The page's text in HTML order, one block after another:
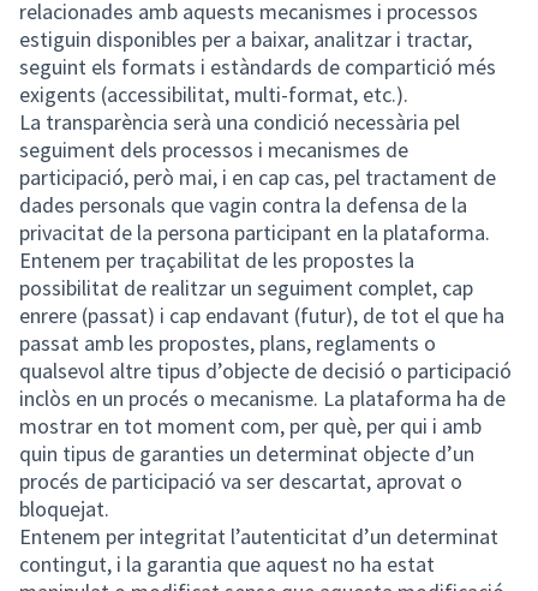
relacionades amb aquests mecanismes i processos
estiguin disponibles per a baixar, analitzar i tractar,
seguint els formats i estàndards de compartició més
exigents (accessibilitat, multi-format, etc.).
La transparència serà una condició necessària pel
seguiment dels processos i mecanismes de
participació, però mai, i en cap cas, pel tractament de
dades personals que vagin contra la defensa de la
privacitat de la persona participant en la plataforma.
Entenem per traçabilitat de les propostes la
possibilitat de realitzar un seguiment complet, cap
enrere (passat) i cap endavant (futur), de tot el que ha
passat amb les propostes, plans, reglaments o
qualsevol altre tipus d’objecte de decisió o participació
inclòs en un procés o mecanisme. La plataforma ha de
mostrar en tot moment com, per què, per qui i amb
quin tipus de garanties un determinat objecte d’un
procés de participació va ser descartat, aprovat o
bloquejat.
Entenem per integritat l’autenticitat d’un determinat
contingut, i la garantia que aquest no ha estat